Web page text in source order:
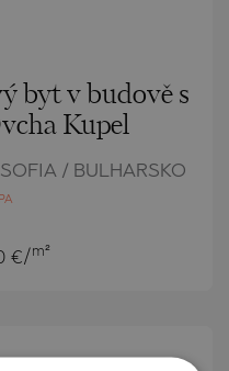
byt v budově s
Kupel
/ BULHARSKO
€/ m²